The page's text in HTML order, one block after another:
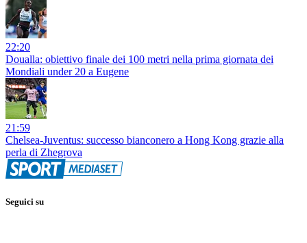
22:20
Doualla: obiettivo finale dei 100 metri nella prima giornata dei
Mondiali under 20 a Eugene
21:59
Chelsea-Juventus: successo bianconero a Hong Kong grazie alla
perla di Zhegrova
Seguici su